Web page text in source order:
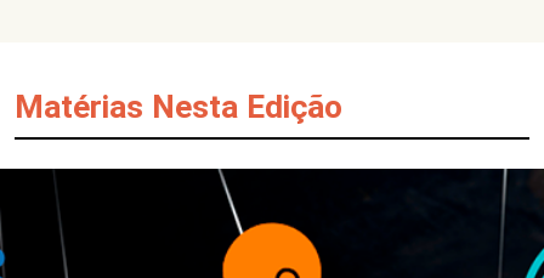
Matérias Nesta Edição